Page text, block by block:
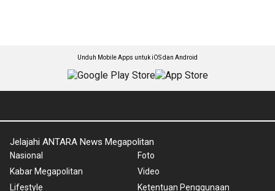
Unduh Mobile Apps untuk iOS dan Android
Jelajahi ANTARA News Megapolitan
Nasional
Kabar Megapolitan
Lifestyle
Foto
Video
Ketentuan Penggunaan